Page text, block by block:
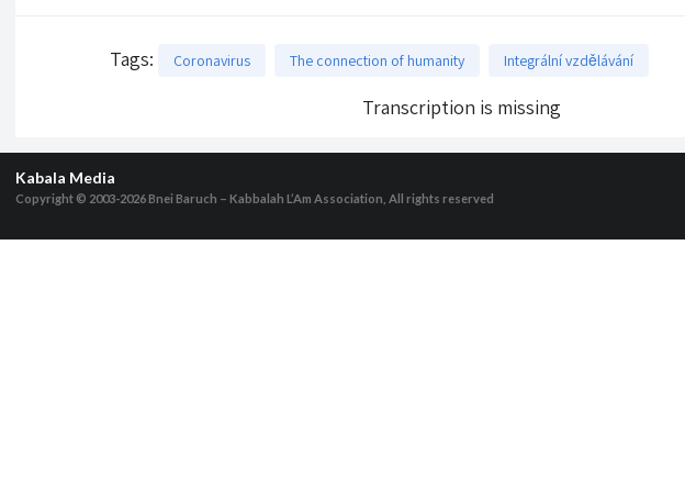
Tags: Coronavirus The connection of humanity Integrální vzdělávání
Transcription is missing
Kabala Media
Copyright © 2003-2026Bnei Baruch – Kabbalah L’Am Association, All rights reserved